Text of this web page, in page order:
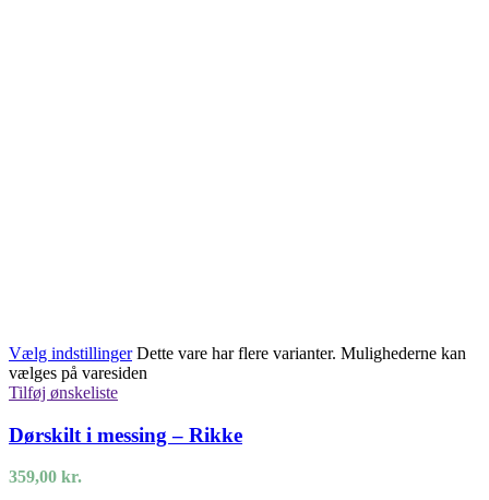
Vælg indstillinger Dette vare har flere varianter. Mulighederne kan
vælges på varesiden
Tilføj ønskeliste
Dørskilt i messing – Rikke
359,00 kr.